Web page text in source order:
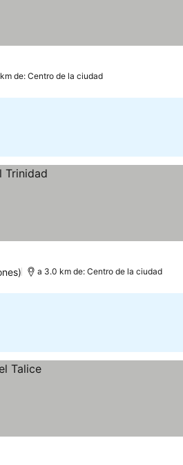
de: Centro de la ciudad
a 3.0 km de: Centro de la ciudad